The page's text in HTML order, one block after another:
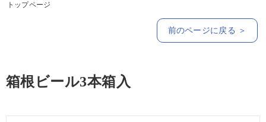
トップページ
前のページに戻る ＞
箱根ビール3本箱入